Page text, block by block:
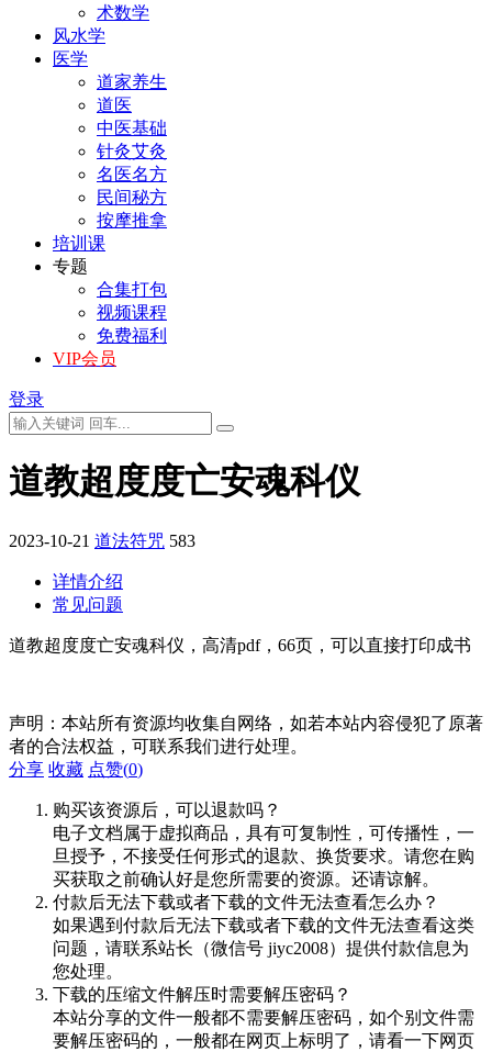
术数学
风水学
医学
道家养生
道医
中医基础
针灸艾灸
名医名方
民间秘方
按摩推拿
培训课
专题
合集打包
视频课程
免费福利
VIP会员
登录
道教超度度亡安魂科仪
2023-10-21 道法符咒 583
详情介绍
常见问题
道教超度度亡安魂科仪，高清pdf，66页，可以直接打印成书
声明：本站所有资源均收集自网络，如若本站内容侵犯了原著
者的合法权益，可联系我们进行处理。
分享 收藏 点赞(0)
购买该资源后，可以退款吗？
电子文档属于虚拟商品，具有可复制性，可传播性，一
旦授予，不接受任何形式的退款、换货要求。请您在购
买获取之前确认好是您所需要的资源。还请谅解。
付款后无法下载或者下载的文件无法查看怎么办？
如果遇到付款后无法下载或者下载的文件无法查看这类
问题，请联系站长（微信号 jiyc2008）提供付款信息为
您处理。
下载的压缩文件解压时需要解压密码？
本站分享的文件一般都不需要解压密码，如个别文件需
要解压密码的，一般都在网页上标明了，请看一下网页